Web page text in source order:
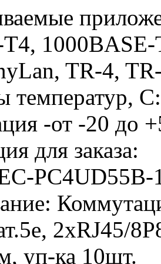
TR-4,
температур, С:
-от -20 до
для заказа:
PC4UD55B-
2хRJ45/
уп-ка 10шт.